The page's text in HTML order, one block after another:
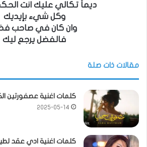
ديماً تكالي عليك انت
وكل شيء بإيديك
وان كان في صاحب
فالفضل يرجع ليك
مقالات ذات صلة
كلمات اغنية عصفورتين
2025-05-14
كلمات اغنية ادي عقد